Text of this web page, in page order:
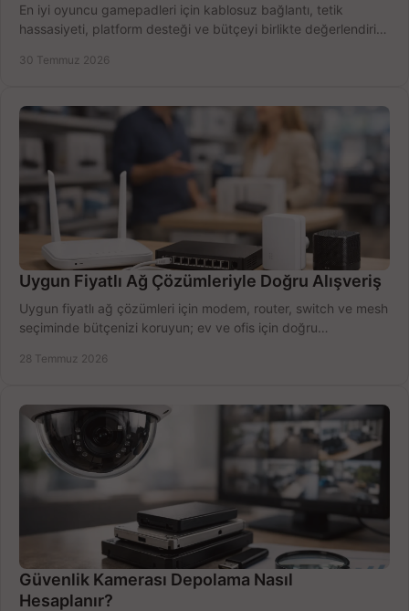
En iyi oyuncu gamepadleri için kablosuz bağlantı, tetik
hassasiyeti, platform desteği ve bütçeyi birlikte değerlendirin;
30 Temmuz 2026
Uygun Fiyatlı Ağ Çözümleriyle Doğru Alışveriş
Uygun fiyatlı ağ çözümleri için modem, router, switch ve mesh
seçiminde bütçenizi koruyun; ev ve ofis için doğru
28 Temmuz 2026
Güvenlik Kamerası Depolama Nasıl
Hesaplanır?